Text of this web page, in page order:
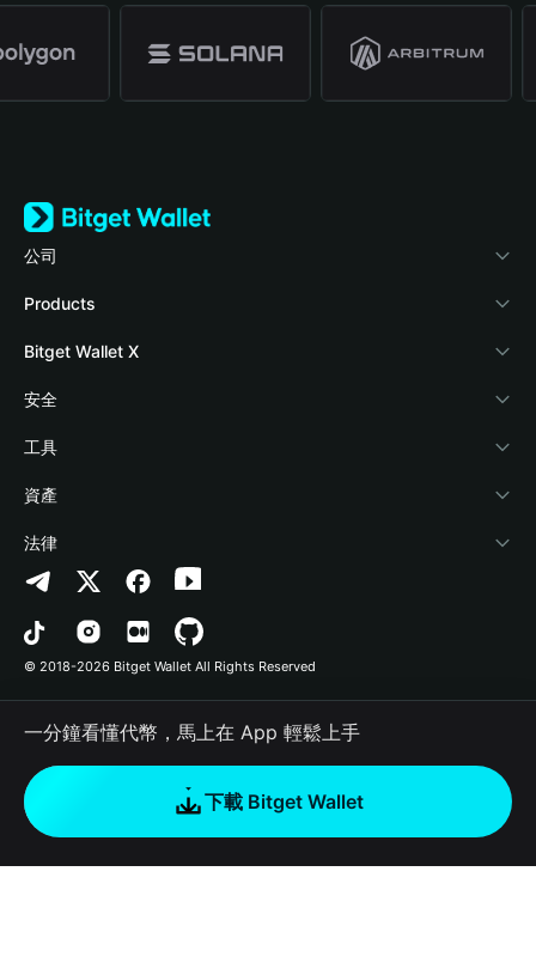
公司
關於 Bitget Wallet
部落格
學院
加密資訊
幫助中心
‌聯繫我們
品牌資源
工作機會
Products
Crypto Card
Stablecoin Earn
Payfi Crypto
Crypto Swap API
Altcoin Season Index
Prediction Markets
DApp
RWA
如何購買加密貨幣
Bitget Wallet X
開發者文件
連接錢包
Bitget Wallet Pay
合作上架
安全
風險保障基金
安全防護技術
工具
快捷買幣
授權檢測
合約檢測
批次轉帳
資產
Arbitrum
Avalanche
Bitcoin
Polygon
法律
隱私協議
用戶使用協議
© 2018-2026 Bitget Wallet All Rights Reserved
一分鐘看懂代幣，馬上在 App 輕鬆上手
下載 Bitget Wallet